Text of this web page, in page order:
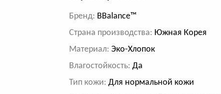
Бренд: BBalance™
Cтрана производства: Южная Корея
Материал: Эко-Хлопок
Влагостойкость: Да
Тип кожи: Для нормальной кожи